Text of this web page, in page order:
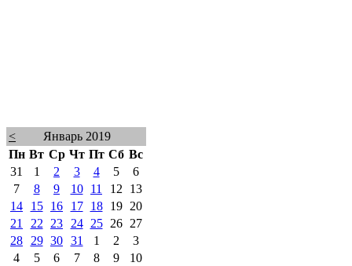
<
Январь 2019
Пн Вт Ср Чт Пт Сб Вс
31
1 2 3 4 5
6
7
8 9 10 11 12
13
14
15 16 17 18 19
20
21
22 23 24 25 26
27
28
29 30 31 1 2
3
4
5 6 7 8 9
10